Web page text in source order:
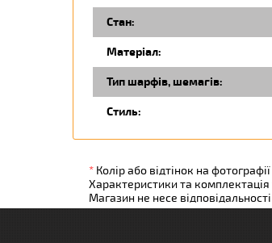
Стан:
Матеріал:
Тип шарфів, шемагів:
Стиль:
* Колір або відтінок на
Характеристики та
Магазин не несе